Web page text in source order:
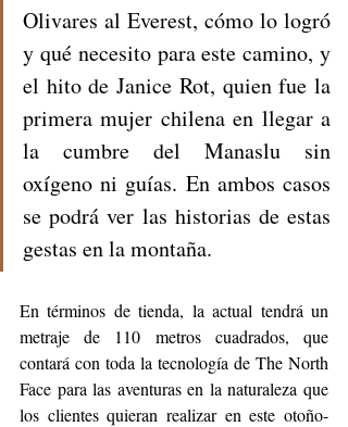
Olivares al Everest, cómo lo logró
y qué necesito para este camino, y
el hito de Janice Rot, quien fue la
primera mujer chilena en llegar a
la cumbre del Manaslu sin
oxígeno ni guías. En ambos casos
se podrá ver las historias de estas
gestas en la montaña.
En términos de tienda, la actual tendrá un
metraje de 110 metros cuadrados, que
contará con toda la tecnología de The North
Face para las aventuras en la naturaleza que
los clientes quieran realizar en este otoño-